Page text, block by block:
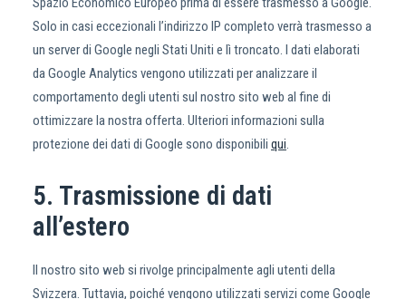
Solo in casi eccezionali l’indirizzo IP completo verrà trasmesso a
un server di Google negli Stati Uniti e lì troncato. I dati elaborati
da Google Analytics vengono utilizzati per analizzare il
comportamento degli utenti sul nostro sito web al fine di
ottimizzare la nostra offerta. Ulteriori informazioni sulla
protezione dei dati di Google sono disponibili qui.
5. Trasmissione di dati
all’estero
Il nostro sito web si rivolge principalmente agli utenti della
Svizzera. Tuttavia, poiché vengono utilizzati servizi come Google